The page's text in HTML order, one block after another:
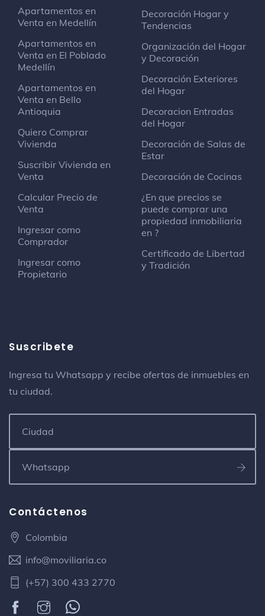
Apartamentos en
Venta en Medellín
Apartamentos en
Venta en El Poblado
Medellín
Apartamentos en
Venta en Bello
Antioquia
Quiero Comprar
Vivienda
Suscribir Vivienda en
Venta
Calcular Precio de
Venta
Ingresar como
Comprador
Ingresar como
Propietario
Decoración Hogar y
Tendencias
Organización del Hogar
y Decoración
Decoración Exteriores
del Hogar
Decoracion Entradas
del Hogar
Decoración de Salas de
Estar
Decoración de Cocinas
¿En que precios se
puede comprar una
propiedad inmobiliaria
en ?
Certificado de Libertad
y Tradición
Suscribete
Ingresa tu Whatsapp y recibe ofertas de inmuebles en
tu ciudad.
Contáctenos
Colombia
info@moviliaria.co
(+57) 300 433 2770